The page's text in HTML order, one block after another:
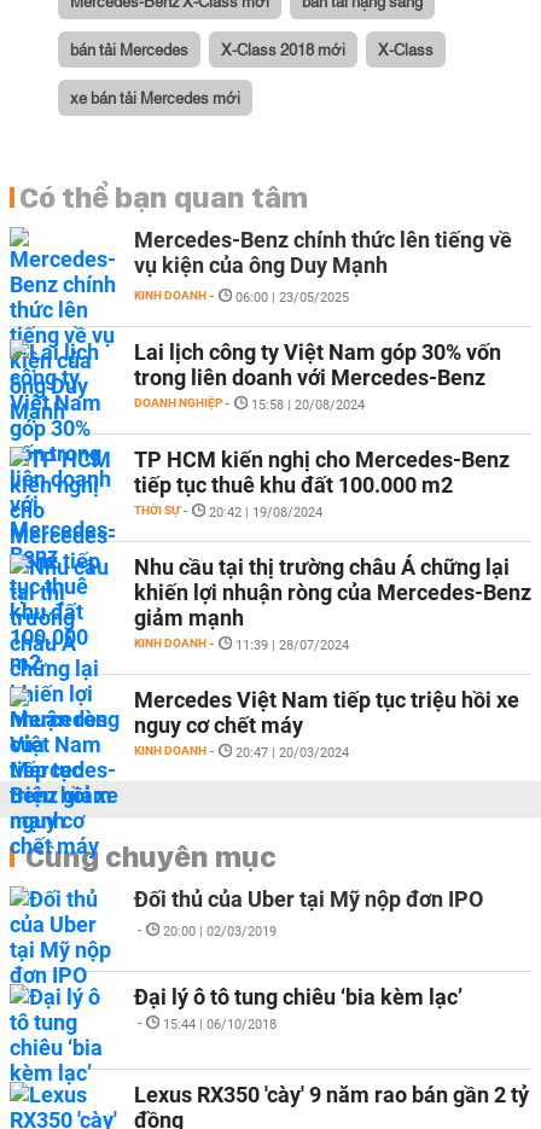
bán tải Mercedes X-Class 2018 mới X-Class
xe bán tải Mercedes mới
Có thể bạn quan tâm
Mercedes-Benz chính thức lên tiếng về
vụ kiện của ông Duy Mạnh
KINH DOANH - 06:00 | 23/05/2025
Lai lịch công ty Việt Nam góp 30% vốn
trong liên doanh với Mercedes-Benz
DOANH NGHIỆP - 15:58 | 20/08/2024
TP HCM kiến nghị cho Mercedes-Benz
tiếp tục thuê khu đất 100.000 m2
THỜI SỰ - 20:42 | 19/08/2024
Nhu cầu tại thị trường châu Á chững lại
khiến lợi nhuận ròng của Mercedes-Benz
giảm mạnh
KINH DOANH - 11:39 | 28/07/2024
Mercedes Việt Nam tiếp tục triệu hồi xe
nguy cơ chết máy
KINH DOANH - 20:47 | 20/03/2024
Cùng chuyên mục
Đối thủ của Uber tại Mỹ nộp đơn IPO
- 20:00 | 02/03/2019
Đại lý ô tô tung chiêu ‘bia kèm lạc’
- 15:44 | 06/10/2018
Lexus RX350 'cày' 9 năm rao bán gần 2 tỷ
đồng